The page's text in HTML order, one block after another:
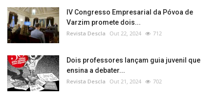
IV Congresso Empresarial da Póvoa de
Varzim promete dois...
Revista Descla Out 22, 2024 712
Dois professores lançam guia juvenil que
ensina a debater...
Revista Descla Out 21, 2024 702